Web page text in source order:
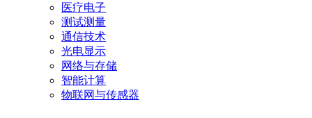
医疗电子
测试测量
通信技术
光电显示
网络与存储
智能计算
物联网与传感器